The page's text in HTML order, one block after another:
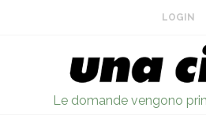
LOGIN
Le domande vengono